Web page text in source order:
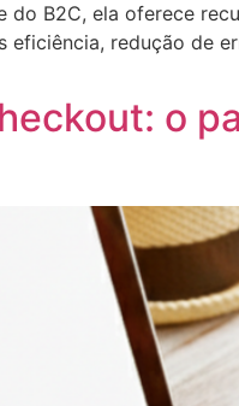
B2C, ela oferece
redução de
o